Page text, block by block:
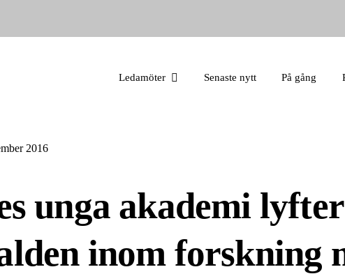
Ledamöter Senaste nytt På gång
2016
unga akademi lyfter
inom forskning